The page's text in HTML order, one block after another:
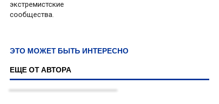
экстремистские
сообщества.
ЭТО МОЖЕТ БЫТЬ ИНТЕРЕСНО
ЕЩЕ ОТ АВТОРА